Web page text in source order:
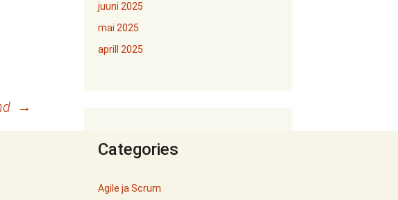
→
juuni 2025
mai 2025
aprill 2025
Categories
Agile ja Scrum